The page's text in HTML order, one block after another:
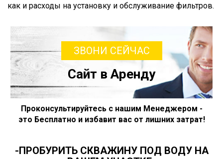
как и расходы на установку и обслуживание фильтров.
ЗВОНИ СЕЙЧАС
Сайт в Аренду
Проконсультируйтесь с нашим Менеджером -
это Бесплатно и избавит вас от лишних затрат!
-ПРОБУРИТЬ СКВАЖИНУ ПОД ВОДУ НА